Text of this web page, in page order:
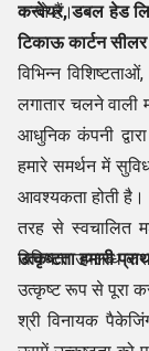
कन्वेयर, डबल हेड
टिकाऊ कार्टन सीलर
करते हैं।
विभिन्न
लगातार चलने वाली
आधुनिक कंपनी
हमारे समर्थन में
आवश्यकता होती है।
तरह से स्वचालित
विविधता उपलब्ध
उत्कृष्ट रूप से पूरा
उत्कृष्टता हमारी
श्री विनायक